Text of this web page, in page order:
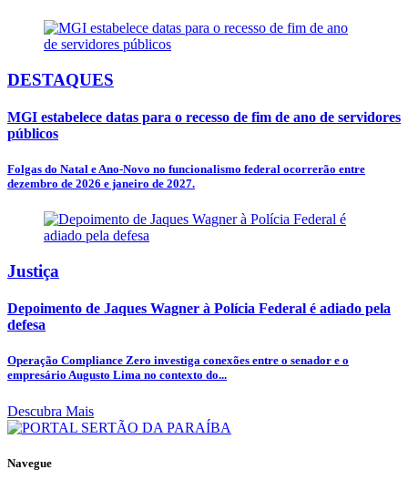
DESTAQUES
MGI estabelece datas para o recesso de fim de ano de servidores
públicos
Folgas do Natal e Ano-Novo no funcionalismo federal ocorrerão entre
dezembro de 2026 e janeiro de 2027.
Justiça
Depoimento de Jaques Wagner à Polícia Federal é adiado pela
defesa
Operação Compliance Zero investiga conexões entre o senador e o
empresário Augusto Lima no contexto do...
Descubra Mais
Navegue